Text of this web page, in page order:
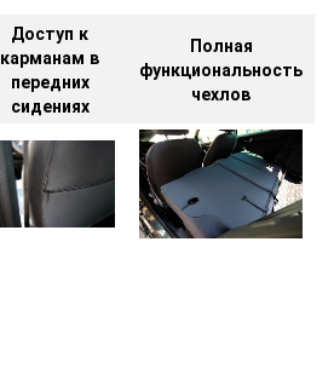
Доступ к
карманам в
передних
сидениях
Полная
функциональность
чехлов